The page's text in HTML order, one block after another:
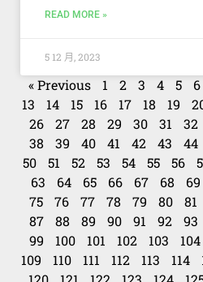
READ MORE »
5 12 月, 2023
« Previous 1 2 3 4 5 6
13
14 15 16 17 18 19
26
27 28 29 30 31 32
38
39 40 41 42 43 44
50
51 52 53 54 55 56
63
64 65 66 67 68 69
75
76 77 78 79 80 81
87
88 89 90 91 92 93
99
100 101 102 103 104
109
110 111 112 113 114